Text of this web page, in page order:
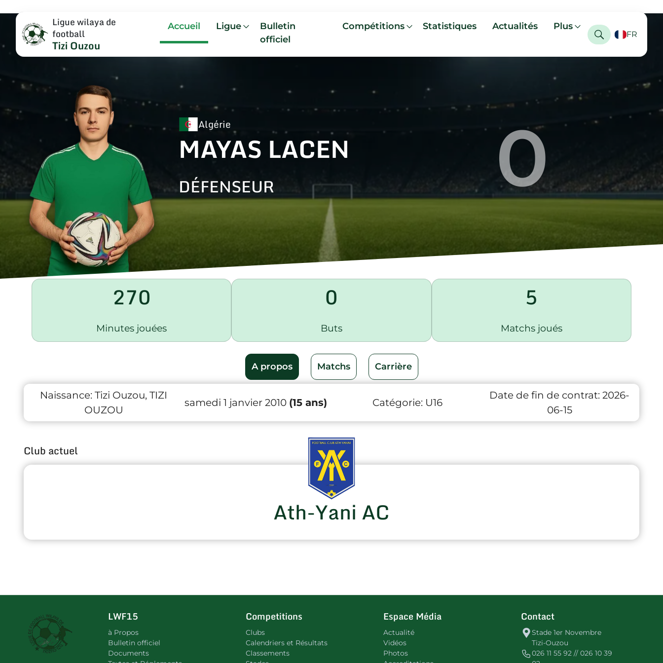
Ligue wilaya de
football
Tizi Ouzou
Accueil Ligue
Bulletin
officiel
Compétitions Statistiques Actualités Plus
FR
Algérie
MAYAS LACEN
DÉFENSEUR 0
270
Minutes jouées
0
Buts
5
Matchs joués
A propos Matchs Carrière
Naissance: Tizi Ouzou, TIZI
OUZOU
samedi 1 janvier 2010 (15 ans) Catégorie: U16
Date de fin de contrat: 2026-
06-15
Club actuel
Ath-Yani AC
LWF15
à Propos
Bulletin officiel
Documents
Competitions
Clubs
Calendriers et Résultats
Classements
Espace Média
Actualité
Vidéos
Photos
Contact
Stade 1er Novembre
Tizi-Ouzou
026 11 55 92 // 026 10 39